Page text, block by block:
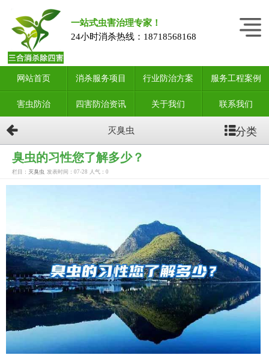
一站式虫害治理专家！
24小时消杀热线： 18718568168
网站首页 消杀服务项目 行业防治方案 服务工程案例
害虫防治 四害防治资讯 关于我们 联系我们
灭臭虫 分类
臭虫的习性您了解多少？
栏目： 灭臭虫 发表时间：07-28 人气： 0